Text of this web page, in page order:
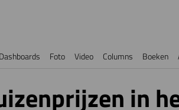
Dashboards Foto Video Columns Boeken
in